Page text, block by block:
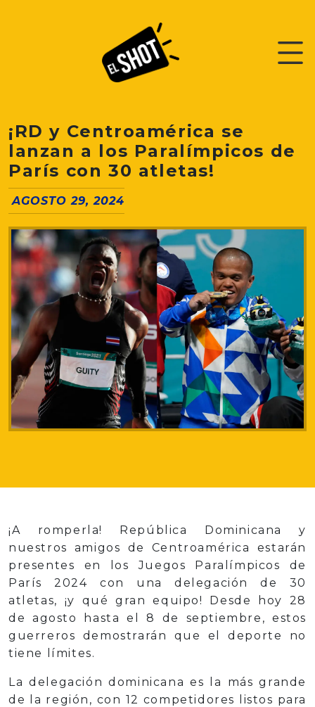
¡RD y Centroamérica se
lanzan a los Paralímpicos de
París con 30 atletas!
AGOSTO 29, 2024
¡A romperla! República Dominicana y
nuestros amigos de Centroamérica estarán
presentes en los Juegos Paralímpicos de
París 2024 con una delegación de 30
atletas, ¡y qué gran equipo! Desde hoy 28
de agosto hasta el 8 de septiembre, estos
guerreros demostrarán que el deporte no
tiene límites.
La delegación dominicana es la más grande
de la región, con 12 competidores listos para